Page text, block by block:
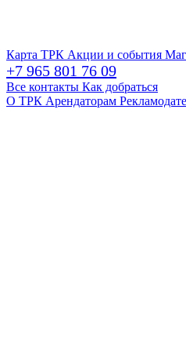
Карта ТРК Акции и события
+7 965 801 76 09
Все контакты Как добраться
О ТРК Арендаторам